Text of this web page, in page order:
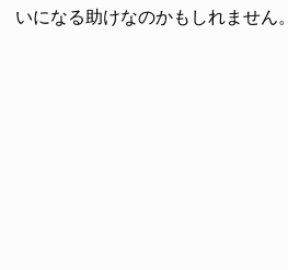
いになる助けなのかもしれません。